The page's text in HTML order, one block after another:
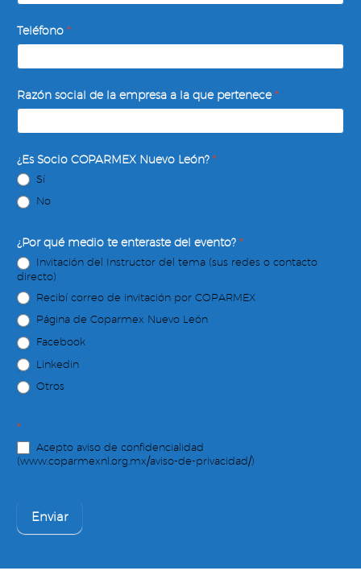
Teléfono *
Razón social de la empresa a la que pertenece*
¿Es Socio COPARMEX Nuevo León? *
Sí
No
¿Por qué medio te enteraste del evento? *
Invitación del Instructor del tema (sus redes o contacto
directo)
Recibí correo de invitación por COPARMEX
Página de Coparmex Nuevo León
Facebook
Linkedin
Otros
*
Acepto aviso de confidencialidad
(www.coparmexnl.org.mx/aviso-de-privacidad/)
Enviar